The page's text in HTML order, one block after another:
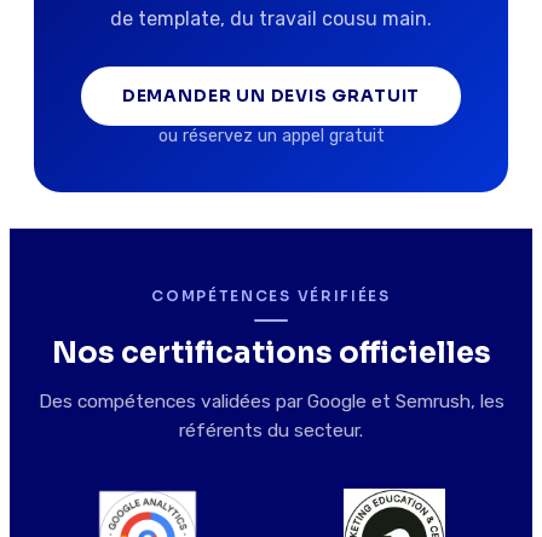
de template, du travail cousu main.
DEMANDER UN DEVIS GRATUIT
ou réservez un appel gratuit
COMPÉTENCES VÉRIFIÉES
Nos certifications officielles
Des compétences validées par Google et Semrush, les
référents du secteur.